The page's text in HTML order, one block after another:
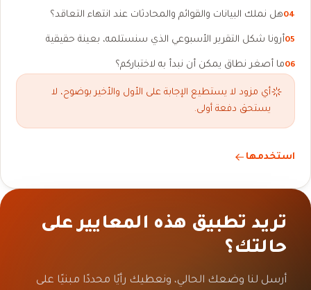
04هل نملك البيانات والقوائم والمحادثات عند انتهاء التعاقد؟
05أرونا شكل التقرير الأسبوعي الذي سنستلمه، بعينة حقيقية
06ما أصغر نطاق يمكن أن نبدأ به لاختباركم؟
أي مزود لا يستطيع الإجابة على الأول والأخير بوضوح، لا
يستحق دفعة أولى.
استخدمها
تريد تطبيق هذه المعايير على
حالتك؟
أرسل لنا وضعك الحالي، ونعطيك رأيًا محددًا مبنيًا على